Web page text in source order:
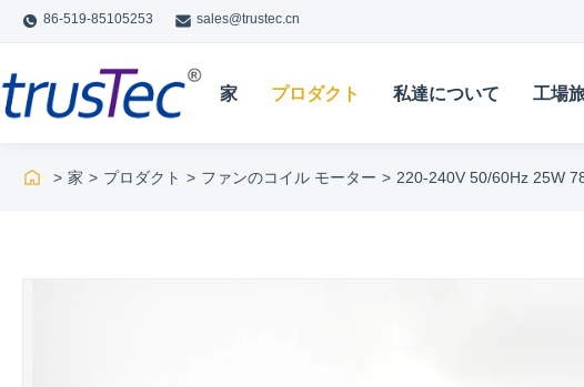
86-519-85105253 sales@trustec.cn
家 プロダクト 私達について 工場
> 家 > プロダクト > ファンのコイル モーター > 220-240V 50/60Hz 25W